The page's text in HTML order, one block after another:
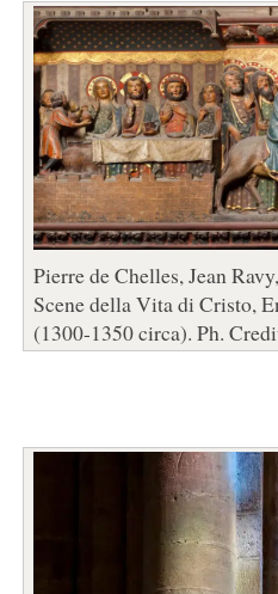
Pierre de Chelles, Jean
Scene della Vita di Cristo,
(1300-1350 circa). Ph.